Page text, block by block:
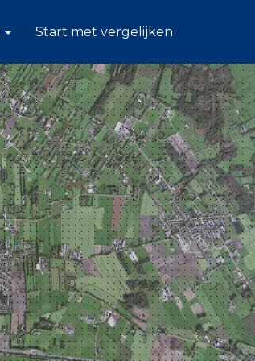
Start met vergelijken